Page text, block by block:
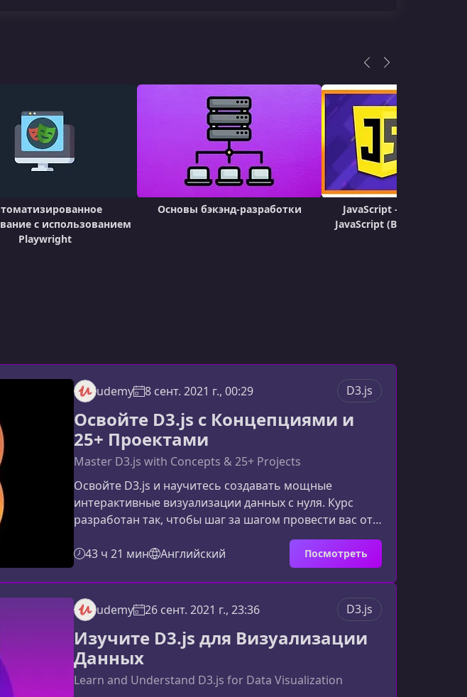
с использованием
Playwright
Основы бэкэнд-разработки
JavaScript - Полный
JavaScript (Включает 80
udemy 8 сент. 2021 г., 00:29 D3.js
Освойте D3.js с Концепциями и
25+ Проектами
Master D3.js with Concepts & 25+ Projects
Освойте D3.js и научитесь создавать мощные
интерактивные визуализации данных с нуля. Курс
разработан так, чтобы шаг за шагом провести вас от
основ работы с графикой в браузере до разработки
полноценных проектов на базе D3.js. Вы разберетесь
в ключевых концепциях, научитесь применять
методы библиотеки на практике и сможете
самостоятельно строить визуализации любой
сложности.Что вас ждёт в курсеМатериал выстроен в
логичной последовательности — о
43 ч 21 мин Английский Посмотреть
udemy 26 сент. 2021 г., 23:36 D3.js
Изучите D3.js для Визуализации
Данных
Learn and Understand D3.js for Data Visualization